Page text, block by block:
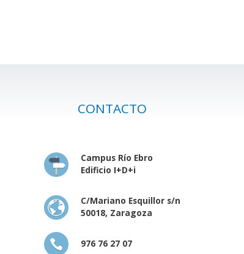
CONTACTO
Campus Río Ebro
Edificio I+D+i
C/Mariano Esquillor s/n
50018, Zaragoza
976 76 27 07